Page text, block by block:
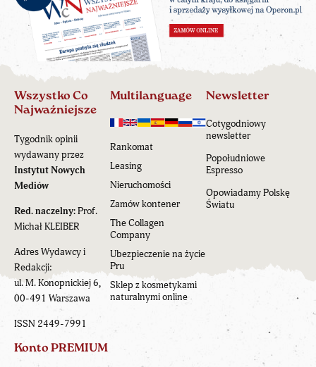
Wszystko Co
Najważniejsze
Tygodnik opinii
wydawany przez
Instytut Nowych
Mediów
Red. naczelny:Prof.
Michał KLEIBER
Adres Wydawcy i
Redakcji:
ul. M. Konopnickiej 6,
00-491 Warszawa
ISSN 2449-7991
Multilanguage
Rankomat
Leasing
Nieruchomości
Zamów kontener
The Collagen
Company
Ubezpieczenie na życie
Pru
Sklep z kosmetykami
naturalnymi online
Newsletter
Cotygodniowy
newsletter
Popołudniowe
Espresso
Opowiadamy Polskę
Światu
Konto PREMIUM